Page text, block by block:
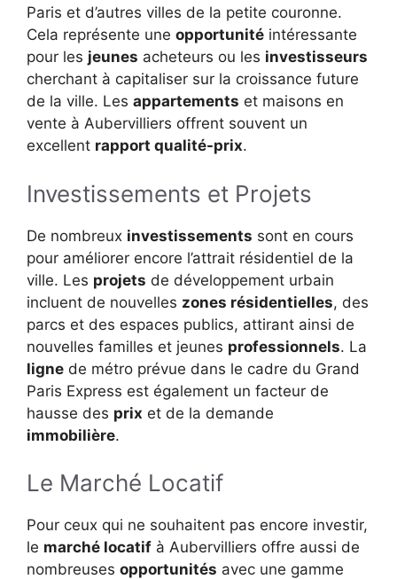
Paris et d’autres villes de la petite couronne.
Cela représente une opportunité intéressante
pour les jeunes acheteurs ou les investisseurs
cherchant à capitaliser sur la croissance future
de la ville. Les appartements et maisons en
vente à Aubervilliers offrent souvent un
excellent rapport qualité-prix.
Investissements et Projets
De nombreux investissements sont en cours
pour améliorer encore l’attrait résidentiel de la
ville. Les projets de développement urbain
incluent de nouvelles zones résidentielles, des
parcs et des espaces publics, attirant ainsi de
nouvelles familles et jeunes professionnels. La
ligne de métro prévue dans le cadre du Grand
Paris Express est également un facteur de
hausse des prix et de la demande
immobilière.
Le Marché Locatif
Pour ceux qui ne souhaitent pas encore investir,
le marché locatif à Aubervilliers offre aussi de
nombreuses opportunités avec une gamme